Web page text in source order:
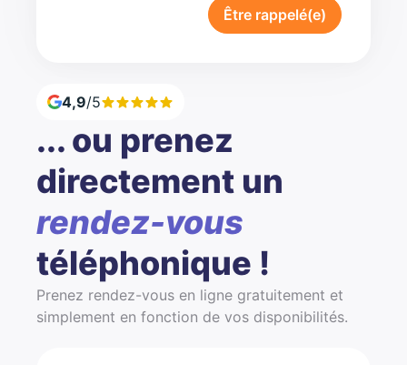
Être rappelé(e)
4,9/5
... ou prenez
directement un
rendez-vous
téléphonique !
Prenez rendez-vous en ligne gratuitement et
simplement en fonction de vos disponibilités.